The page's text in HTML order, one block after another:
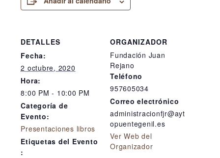
DETALLES
Fecha:
2 octubre, 2020
Hora:
8:00 PM - 10:00 PM
Categoría de
Evento:
Presentaciones libros
Etiquetas del Evento
:
ORGANIZADOR
Fundación Juan
Rejano
Teléfono
957605034
Correo electrónico
administracionfjr@ayt
opuentegenil.es
Ver Web del
Organizador